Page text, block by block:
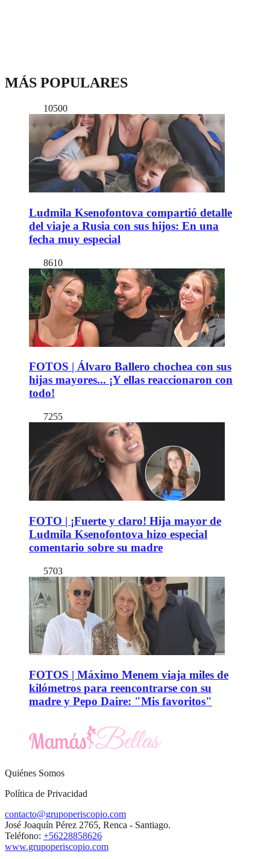
MÁS POPULARES
10500
Ludmila Ksenofontova compartió detalle
del viaje a Rusia con sus hijos: En una
fecha muy especial
8610
FOTOS | Álvaro Ballero chochea con sus
hijas mayores... ¡Y ellas reaccionaron con
todo!
7255
FOTO | ¡Fuerte y claro! Hija mayor de
Ludmila Ksenofontova hizo especial
comentario sobre su madre
5703
FOTOS | Máximo Menem viaja miles de
kilómetros para reencontrarse con su
madre y Pepo Daire: "Mis favoritos"
Quiénes Somos
Política de Privacidad
contacto@grupoperiscopio.com
José Joaquín Pérez 2765, Renca - Santiago.
Teléfono: +56228858626
www.grupoperiscopio.com